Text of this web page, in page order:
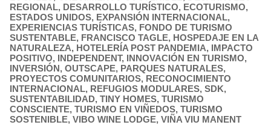
REGIONAL, DESARROLLO TURÍSTICO, ECOTURISMO,
ESTADOS UNIDOS, EXPANSIÓN INTERNACIONAL,
EXPERIENCIAS TURÍSTICAS, FONDO DE TURISMO
SUSTENTABLE, FRANCISCO TAGLE, HOSPEDAJE EN LA
NATURALEZA, HOTELERÍA POST PANDEMIA, IMPACTO
POSITIVO, INDEPENDENT, INNOVACIÓN EN TURISMO,
INVERSIÓN, OUTSCAPE, PARQUES NATURALES,
PROYECTOS COMUNITARIOS, RECONOCIMIENTO
INTERNACIONAL, REFUGIOS MODULARES, SDK,
SUSTENTABILIDAD, TINY HOMES, TURISMO
CONSCIENTE, TURISMO EN VIÑEDOS, TURISMO
SOSTENIBLE, VIBO WINE LODGE, VIÑA VIU MANENT